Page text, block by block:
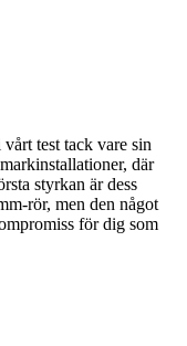
test tack vare sin
där
styrkan är dess
rör, men den något
för dig som